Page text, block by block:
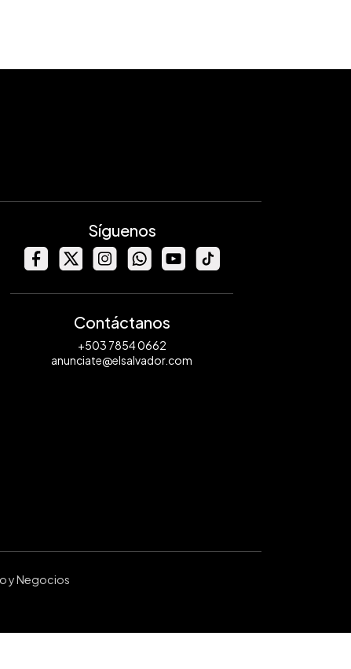
Síguenos
Contáctanos
+503 7854 0662
anunciate@elsalvador.com
y Negocios